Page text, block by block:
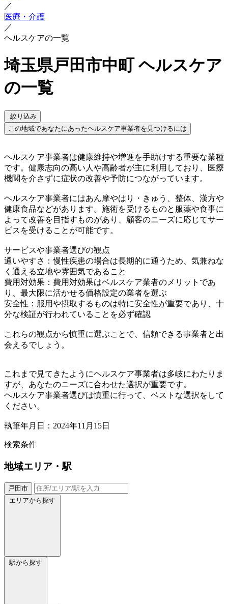
／
医療・介護
／
ヘルスケアの一覧
埼玉県戸田市中町 ヘルスケア
の一覧
絞り込み
この地域であなたにあったヘルスケア事業者を見つけるには
ヘルスケア事業者は健康維持や増進を手助けする重要な業種
です。健康志向の高い人や高齢者が主に利用しており、医療
機関を介さずに症状の改善や予防につながっています。
ヘルスケア事業者にはあん摩やはり・きゅう、整体、漢方や
健康食品などがあります。施術を受けるものと服薬や食事に
よって改善を目指すものがあり、顧客のニーズに応じてサー
ビスを受けることが可能です。
サービスや事業者選びの観点
通いやすさ：慢性疾患の場合は長期的に通うため、気兼ねな
く通える立地や雰囲気であること
費用対効果：費用対効果はベルスケア業者のメリットであ
り、最大限に活かせる価格設定の業者を選ぶ
安全性：服用や摂取するものは特に安全性が重要であり、十
分な検証が行われていることを必ず確認
これらの観点から慎重に選ぶことで、信頼できる事業者と出
会えるでしょう。
これまで見てきたようにヘルスケア事業者は多岐にわたりま
すが、あなたのニーズに合わせた選択が重要です。
ヘルスケア事業者選びは慎重に行って、ベストな選択をして
ください。
執筆年月日：2024年11月15日
検索条件
地域エリア・駅
戸田市
エリアから探す
駅から探す